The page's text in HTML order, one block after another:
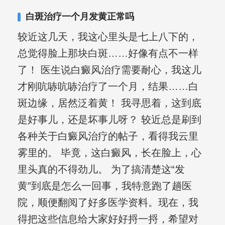
其对女性银屑病、顽固性银屑病、全身
验。
白斑治疗一个月发黄正常吗
较近这几天，我这心里头是七上八下的，
总觉得脸上那块白斑……好像有点不一样
了！ 医生说白癜风治疗需要耐心，我这儿
才刚吭哧吭哧治疗了一个月，结果……白
斑边缘，居然泛着黄！ 我寻思着，这到底
是好事儿，还是坏事儿呀？ 较近总是刷到
各种关于白癜风治疗的帖子，看得我云里
雾里的。 毕竟，这白癜风，长在脸上，心
里头真的不得劲儿。 为了搞清楚这“发
黄”到底是怎么一回事，我特意跑了趟医
院，顺便翻阅了好多医学资料。现在，我
得把这些信息给大家好好捋一捋，希望对